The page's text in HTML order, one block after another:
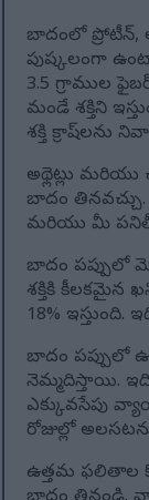
బాదంలో ప్రోటీన్,
పుష్కలంగా
3.5 గ్రాముల
మండే శక్తిని
శక్తి క్రాష్‌లను
అథ్లెట్లు
బాదం
మరియు మీ
బాదం పప్పులో
శక్తికి కీలకమైన
18% ఇస్తుంది.
బాదం పప్పులో
నెమ్మదిస్తాయి. ఇది
ఎక్కువసేపు
రోజుల్లో
ఉత్తమ ఫలితాల